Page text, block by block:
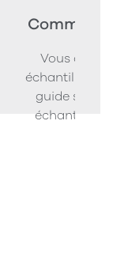
Vous
échantillons
guide